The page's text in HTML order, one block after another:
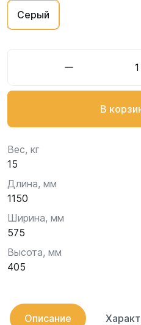
Серый
В
Вес, кг
15
Длина, мм
1150
Ширина, мм
575
Высота, мм
405
Описание